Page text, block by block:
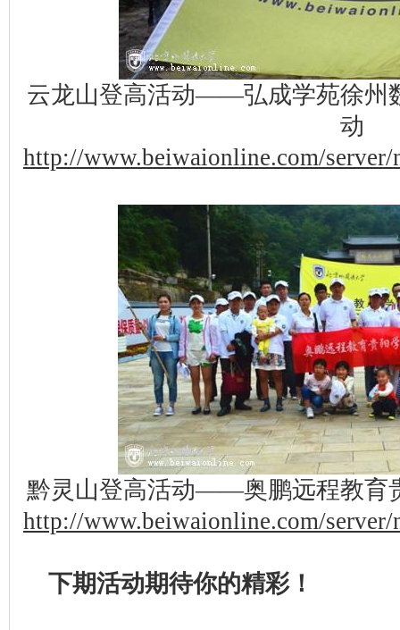
云龙山登高活动——弘成学苑徐州
动
http://www.beiwaionline.com/
黔灵山登高活动——奥鹏远程教育
http://www.beiwaionline.com/
下期活动期待你的精彩！